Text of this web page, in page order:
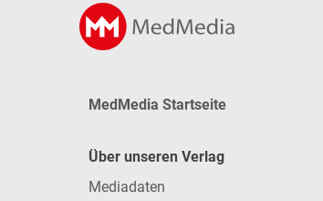
MedMedia Startseite
Über unseren Verlag
Mediadaten